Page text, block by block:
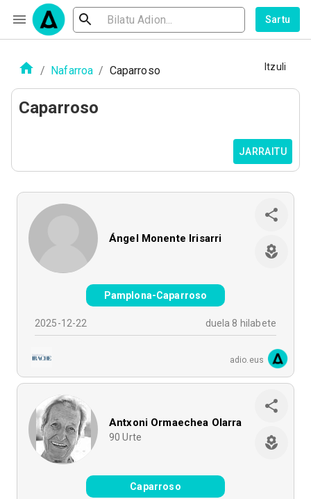
Sartu
/ Nafarroa / Caparroso Itzuli
Caparroso
JARRAITU
Ángel Monente Irisarri
Pamplona-Caparroso
2025-12-22 duela 8 hilabete
adio.eus
Antxoni Ormaechea Olarra
90 Urte
Caparroso